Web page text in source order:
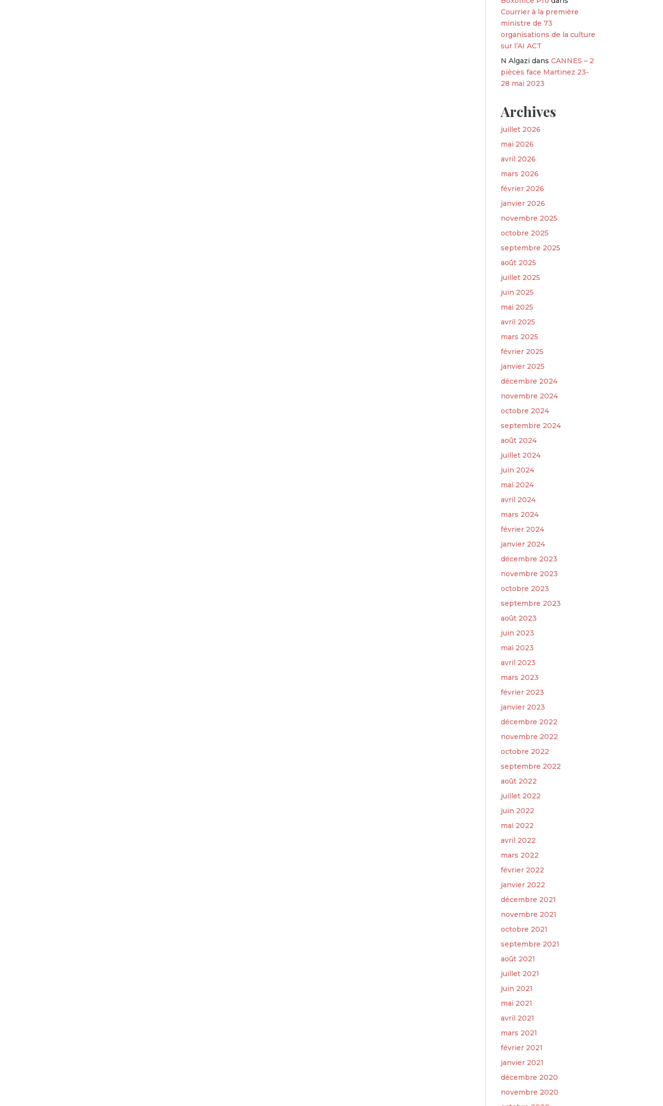
Courrier à la première
ministre de 73
organisations de la culture
sur l’AI ACT
N Algazi dansCANNES – 2
pièces face Martinez 23-
28 mai 2023
Archives
juillet 2026
mai 2026
avril 2026
mars 2026
février 2026
janvier 2026
novembre 2025
octobre 2025
septembre 2025
août 2025
juillet 2025
juin 2025
mai 2025
avril 2025
mars 2025
février 2025
janvier 2025
décembre 2024
novembre 2024
octobre 2024
septembre 2024
août 2024
juillet 2024
juin 2024
mai 2024
avril 2024
mars 2024
février 2024
janvier 2024
décembre 2023
novembre 2023
octobre 2023
septembre 2023
août 2023
juin 2023
mai 2023
avril 2023
mars 2023
février 2023
janvier 2023
décembre 2022
novembre 2022
octobre 2022
septembre 2022
août 2022
juillet 2022
juin 2022
mai 2022
avril 2022
mars 2022
février 2022
janvier 2022
décembre 2021
novembre 2021
octobre 2021
septembre 2021
août 2021
juillet 2021
juin 2021
mai 2021
avril 2021
mars 2021
février 2021
janvier 2021
décembre 2020
novembre 2020